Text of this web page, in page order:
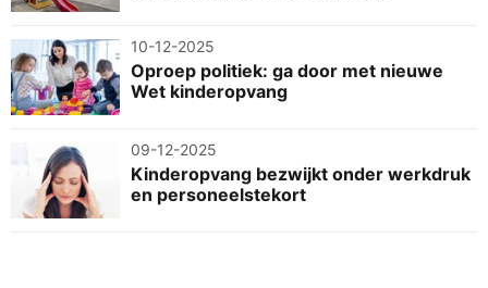
10-12-2025
Oproep politiek: ga door met nieuwe
Wet kinderopvang
09-12-2025
Kinderopvang bezwijkt onder werkdruk
en personeelstekort